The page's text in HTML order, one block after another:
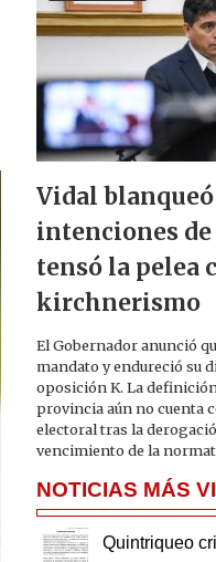
Vidal
intenciones
tensó la pelea
kirchnerismo
El Gobernador anunció
mandato y endureció su
oposición K. La
provincia aún no cuenta
electoral tras la
vencimiento de la
NOTICIAS MÁS
Quintriqueo